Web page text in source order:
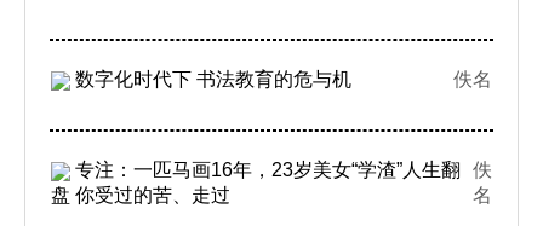
数字化时代下 书法教育的危与机 佚名
专注：一匹马画16年，23岁美女“学渣”人生翻
盘 你受过的苦、走过
佚
名